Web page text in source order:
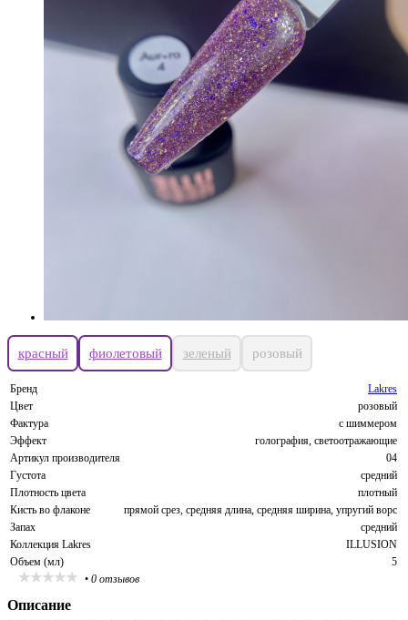
красный фиолетовый зеленый розовый
Бренд
Lakres
Цвет
розовый
Фактура
с шиммером
Эффект
голография, светоотражающие
Артикул производителя
04
Густота
средний
Плотность цвета
плотный
Кисть во флаконе
прямой срез, средняя длина, средняя ширина, упругий ворс
Запах
средний
Коллекция Lakres
ILLUSION
Объем (мл)
5
• 0 отзывов
Описание